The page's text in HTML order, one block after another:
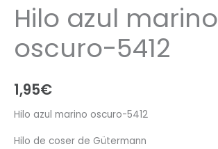
Hilo azul marino
oscuro-5412
1,95€
Hilo azul marino oscuro-5412
Hilo de coser de Gütermann